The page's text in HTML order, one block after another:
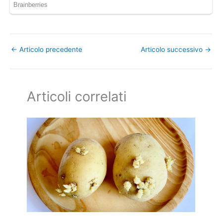
← Articolo precedente Articolo successivo →
Articoli correlati